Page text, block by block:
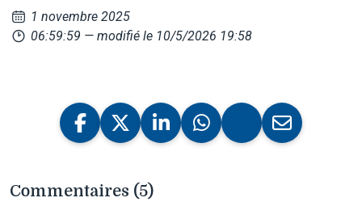
1 novembre 2025
06:59:59 — modifié le 10/5/2026 19:58
Commentaires (5)